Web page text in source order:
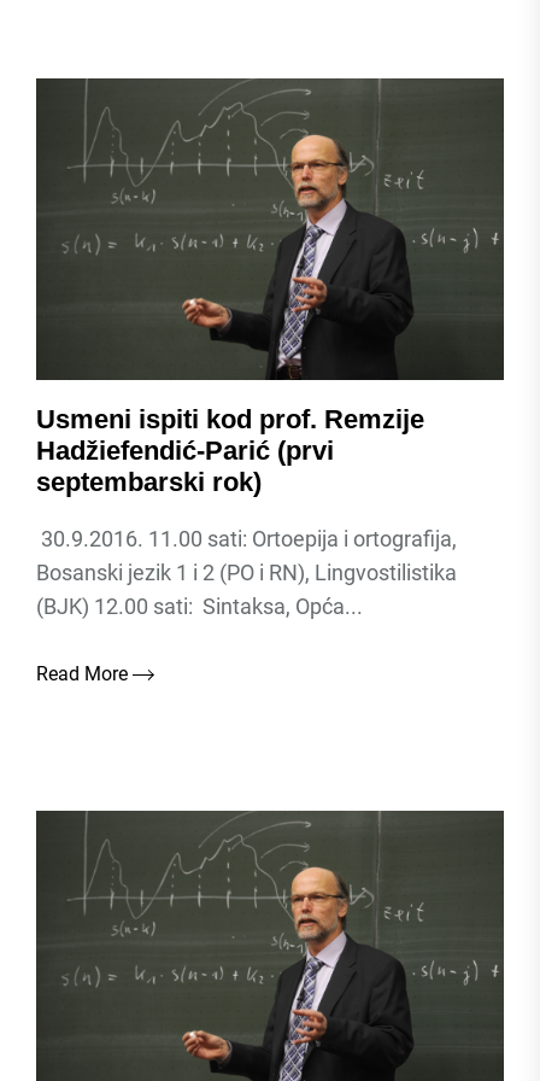
Usmeni ispiti kod prof. Remzije
Hadžiefendić-Parić (prvi
septembarski rok)
30.9.2016. 11.00 sati: Ortoepija i ortografija,
Bosanski jezik 1 i 2 (PO i RN), Lingvostilistika
(BJK) 12.00 sati: Sintaksa, Opća...
Read More